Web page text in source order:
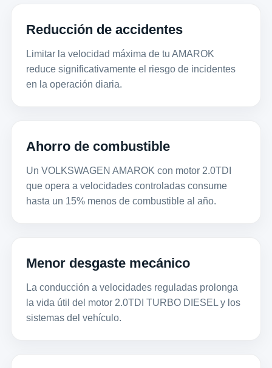
Reducción de accidentes
Limitar la velocidad máxima de tu AMAROK
reduce significativamente el riesgo de incidentes
en la operación diaria.
Ahorro de combustible
Un VOLKSWAGEN AMAROK con motor 2.0TDI
que opera a velocidades controladas consume
hasta un 15% menos de combustible al año.
Menor desgaste mecánico
La conducción a velocidades reguladas prolonga
la vida útil del motor 2.0TDI TURBO DIESEL y los
sistemas del vehículo.